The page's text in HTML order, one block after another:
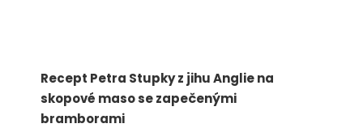
Recept Petra Stupky z jihu Anglie na
skopové maso se zapečenými
bramborami